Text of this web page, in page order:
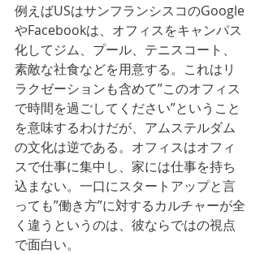
例えばUSはサンフランシスコのGoogle
やFacebookは、オフィスをキャンパス
化してジム、プール、テニスコート、
素敵な社食などを用意する。これはリ
ラクゼーションも含めて”このオフィス
で時間を過ごしてください”ということ
を意味するわけだが、アムステルダム
の文化は逆である。オフィスはオフィ
スで仕事に集中し、家には仕事を持ち
込まない。一口にスタートアップと言
っても”働き方”に対するカルチャーが全
く違うというのは、彼ならではの視点
で面白い。